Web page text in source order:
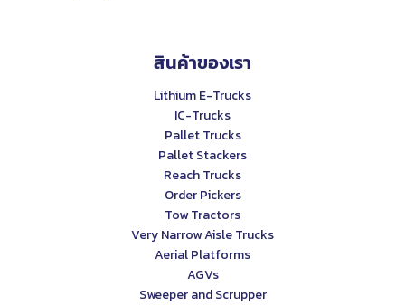
สินค้าของเรา
Lithium E-Trucks
IC-Trucks
Pallet Trucks
Pallet Stackers
Reach Trucks
Order Pickers
Tow Tractors
Very Narrow Aisle Trucks
Aerial Platforms
AGVs
Sweeper and Scrupper